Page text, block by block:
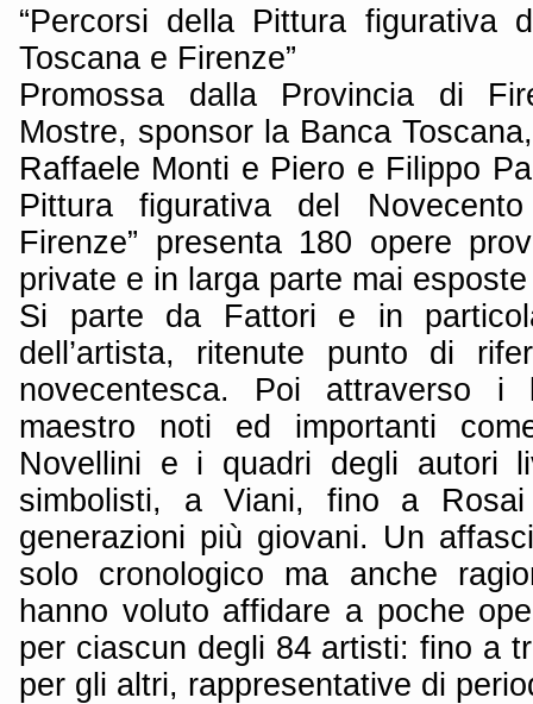
“Percorsi della Pittura figurativa
Toscana e Firenze”
Promossa dalla Provincia di
Mostre, sponsor la Banca
Raffaele Monti e Piero e Filippo
Pittura figurativa del
Firenze” presenta 180 opere
private e in larga parte mai
Si parte da Fattori e in
dell’artista, ritenute punto di
novecentesca. Poi attraverso
maestro noti ed importanti
Novellini e i quadri degli autori
simbolisti, a Viani, fino a
generazioni più giovani. Un
solo cronologico ma anche
hanno voluto affidare a poche
per ciascun degli 84 artisti: fino a
per gli altri, rappresentative di